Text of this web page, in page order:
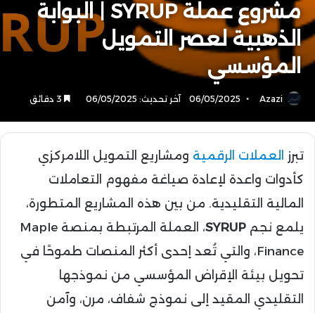
مشروع عملة SYRUP | البوابة
الذهبية لعصر التمويل
المؤسسي
Azazi
06/05/2025 آخر تحديث: 06/05/2025
تبرز العملات الرقمية ومشاريع التمويل اللامركزي
كأدوات واعدة لإعادة صياغة مفهوم التعاملات
المالية التقليدية. من بين هذه المشاريع المتطورة،
يلمع نجم SYRUP
، العملة المرتبطة بمنصة Maple
Finance، والتي تُعد إحدى أكثر المنصات طموحًا في
تحويل بيئة الإقراض المؤسسي من نموذجها
التقليدي المقيد إلى نموذج شفاف، مرن، وآمن